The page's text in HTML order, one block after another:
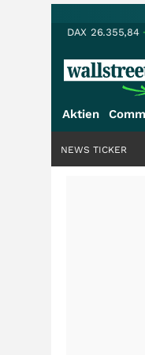
DAX 26.355,84
Aktien
NEWS TICKER